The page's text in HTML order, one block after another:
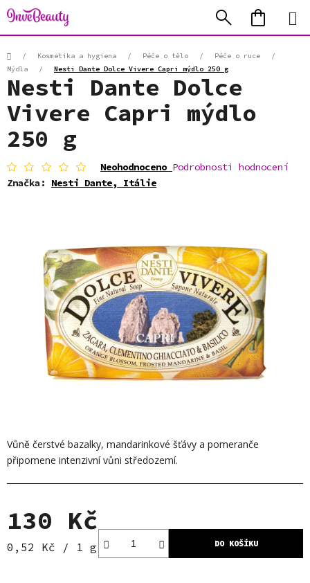
Přejít
na
obsah
Hledat
KOŠÍK
Domů/ Kosmetika a hygiena / Péče o tělo / Péče o ruce
/
Mýdla
/ Nesti Dante Dolce Vivere Capri mýdlo 250 g
Vůně čerstvé bazalky, mandarinkové šťávy a pomeranče
připomene intenzivní vůni středozemí.
130 Kč
Měrná cena:
0,52 Kč / 1 g DO KOŠÍKU
Nesti Dante Dolce
Vivere Capri mýdlo
250 g
Průměrné
hodnocení
produktu
hvězdiček.
Neohodnoceno Podrobnosti hodnocení
Značka: Nesti Dante, Itálie